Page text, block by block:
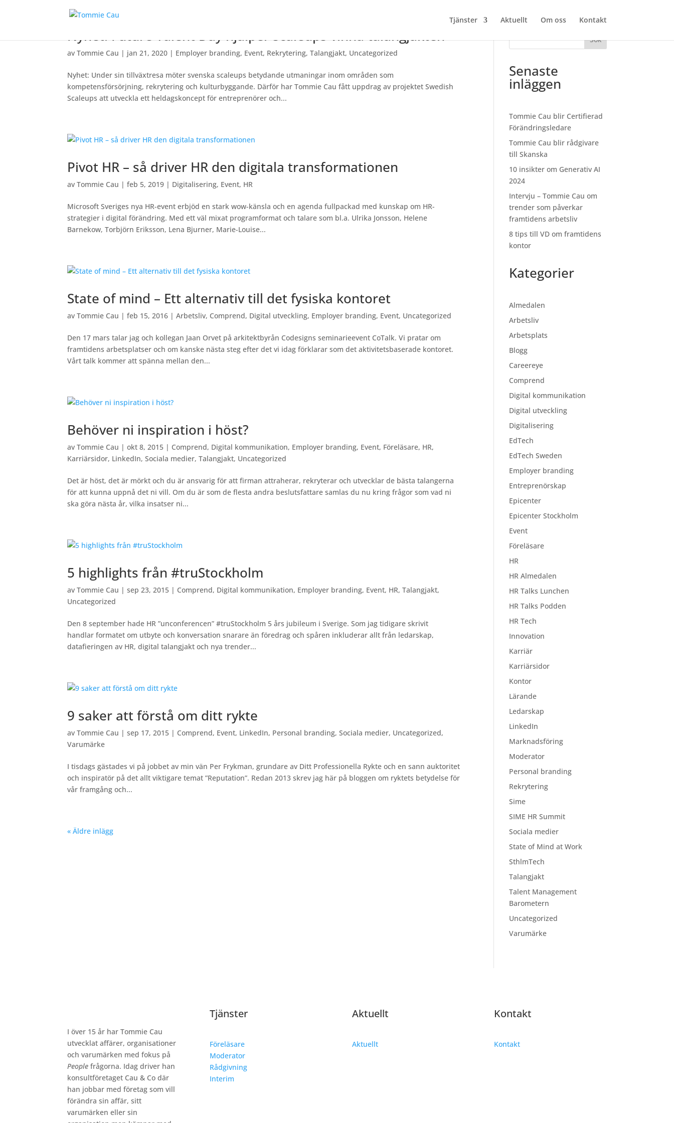
Tjänster Aktuellt Om oss Kontakt
Nyhet: Future Talent Day hjälper scaleups vinna talangjakten
avTommie Cau | jan 21, 2020 | Employer branding, Event, Rekrytering,Talangjakt, Uncategorized
Nyhet: Under sin tillväxtresa möter svenska scaleups betydande utmaningar inom områden som
kompetensförsörjning, rekrytering och kulturbyggande. Därför har Tommie Cau fått uppdrag av projektet Swedish
Scaleups att utveckla ett heldagskoncept för entreprenörer och...
Pivot HR – så driver HR den digitala transformationen
avTommie Cau |feb 5, 2019 | Digitalisering, Event, HR
Microsoft Sveriges nya HR-event erbjöd en stark wow-känsla och en agenda fullpackad med kunskap om HR-
strategier i digital förändring. Med ett väl mixat programformat och talare som bl.a. Ulrika Jonsson, Helene
Barnekow, Torbjörn Eriksson, Lena Bjurner, Marie-Louise...
State of mind – Ett alternativ till det fysiska kontoret
avTommie Cau |feb 15, 2016 |Arbetsliv, Comprend, Digital utveckling, Employer branding, Event, Uncategorized
Den 17 mars talar jag och kollegan Jaan Orvet på arkitektbyrån Codesigns seminarieevent CoTalk. Vi pratar om
framtidens arbetsplatser och om kanske nästa steg efter det vi idag förklarar som det aktivitetsbaserade kontoret.
Vårt talk kommer att spänna mellan den...
Behöver ni inspiration i höst?
avTommie Cau |okt 8, 2015 | Comprend, Digital kommunikation, Employer branding, Event, Föreläsare, HR,
Karriärsidor, LinkedIn,Sociala medier,Talangjakt, Uncategorized
Det är höst, det är mörkt och du är ansvarig för att firman attraherar, rekryterar och utvecklar de bästa talangerna
för att kunna uppnå det ni vill. Om du är som de flesta andra beslutsfattare samlas du nu kring frågor som vad ni
ska göra nästa år, vilka insatser ni...
5 highlights från #truStockholm
avTommie Cau |sep 23, 2015 | Comprend, Digital kommunikation, Employer branding, Event, HR,Talangjakt,
Uncategorized
Den 8 september hade HR ”unconferencen” #truStockholm 5 års jubileum i Sverige. Som jag tidigare skrivit
handlar formatet om utbyte och konversation snarare än föredrag och spåren inkluderar allt från ledarskap,
datafieringen av HR, digital talangjakt och nya trender...
9 saker att förstå om ditt rykte
avTommie Cau |sep 17, 2015 | Comprend, Event, LinkedIn, Personal branding,Sociala medier, Uncategorized,
Varumärke
I tisdags gästades vi på jobbet av min vän Per Frykman, grundare av Ditt Professionella Rykte och en sann auktoritet
och inspiratör på det allt viktigare temat ”Reputation”. Redan 2013 skrev jag här på bloggen om ryktets betydelse för
vår framgång och...
« Äldre inlägg
Sök
Senaste
inläggen
Tommie Cau blir Certifierad
Förändringsledare
Tommie Cau blir rådgivare
till Skanska
10 insikter om Generativ AI
2024
Intervju – Tommie Cau om
trender som påverkar
framtidens arbetsliv
8 tips till VD om framtidens
kontor
Kategorier
Almedalen
Arbetsliv
Arbetsplats
Blogg
Careereye
Comprend
Digital kommunikation
Digital utveckling
Digitalisering
EdTech
EdTech Sweden
Employer branding
Entreprenörskap
Epicenter
Epicenter Stockholm
Event
Föreläsare
HR
HR Almedalen
HR Talks Lunchen
HR Talks Podden
HR Tech
Innovation
Karriär
Karriärsidor
Kontor
Lärande
Ledarskap
LinkedIn
Marknadsföring
Moderator
Personal branding
Rekrytering
Sime
SIME HR Summit
Sociala medier
State of Mind at Work
SthlmTech
Talangjakt
Talent Management
Barometern
Uncategorized
Varumärke
I över 15 år har Tommie Cau
utvecklat affärer, organisationer
och varumärken med fokus på
People frågorna. Idag driver han
konsultföretaget Cau & Co där
han jobbar med företag som vill
förändra sin affär, sitt
varumärken eller sin
Tjänster
Föreläsare
Moderator
Rådgivning
Interim
Aktuellt
Aktuellt
Kontakt
Kontakt